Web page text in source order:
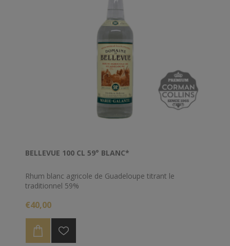
BELLEVUE 100 CL 59° BLANC*
Rhum blanc agricole de Guadeloupe titrant le
traditionnel 59%
€40,00